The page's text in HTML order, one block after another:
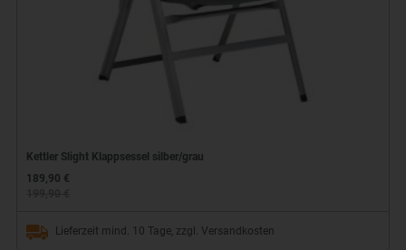
Kettler Slight Klappsessel silber/grau
189,90 €
Lieferzeit mind. 10 Tage, zzgl. Versandkosten